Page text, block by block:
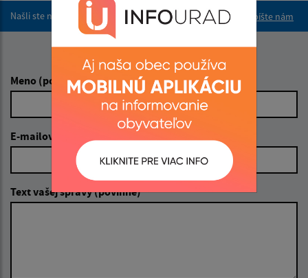
Našli ste na stránke chybu?
Napíšte nám
Meno (povinné)
E-mailová adresa (povinné)
Text vašej správy (povinné)